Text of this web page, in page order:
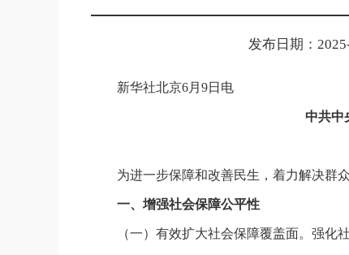
发布日期：
新华社北京6月9日电
中共中
为进一步保障和改善民生，着力解决群
一、增强社会保障公平性
（一）有效扩大社会保障覆盖面。强